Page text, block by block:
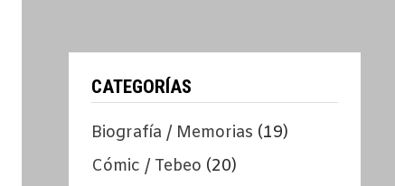
CATEGORÍAS
Biografía / Memorias (19)
Cómic / Tebeo (20)